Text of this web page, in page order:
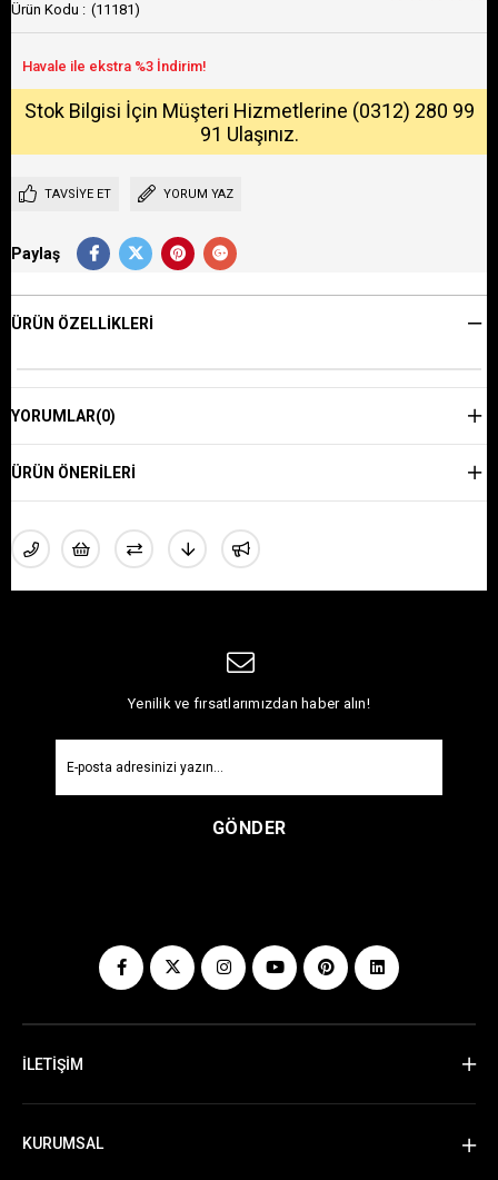
(11181)
Stok Bilgisi İçin Müşteri Hizmetlerine (0312) 280 99
91 Ulaşınız.
TAVSIYE ET YORUM YAZ
Paylaş
ÜRÜN ÖZELLIKLERI
YORUMLAR(0)
ÜRÜN ÖNERILERI
Yenilik ve fırsatlarımızdan haber alın!
GÖNDER
İLETİŞİM
KURUMSAL